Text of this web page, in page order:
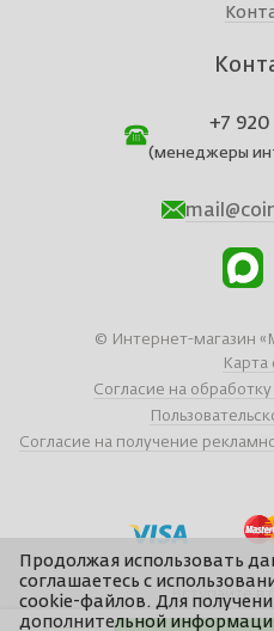
+7 920
(менеджеры
© Интернет-магазин
Карта
Согласие на
Согласие на получение
Вступайте в
Продолжая использовать
соглашаетесь с
cookie-файлов. Для
дополнительной